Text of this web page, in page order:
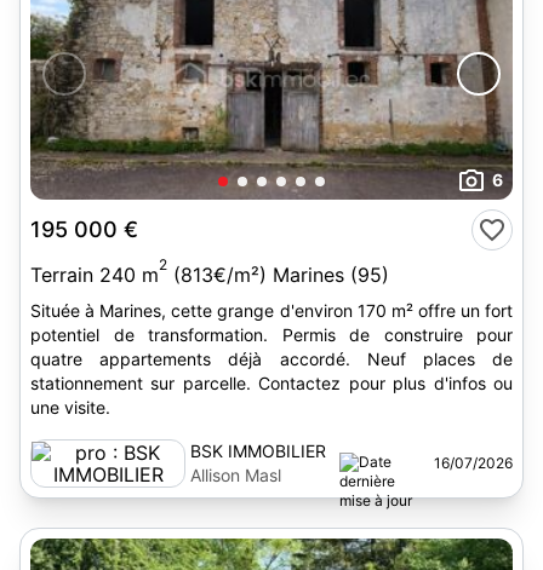
6
195 000 €
Terrain 240 m2 (813€/m²) Marines (95)
Située à Marines, cette grange d'environ 170 m² offre un fort
potentiel de transformation. Permis de construire pour
quatre appartements déjà accordé. Neuf places de
stationnement sur parcelle. Contactez pour plus d'infos ou
une visite.
BSK IMMOBILIER
Allison Masl
16/07/2026